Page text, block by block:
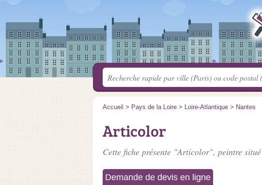
Accueil > Pays de la Loire > Loire-Atlantique > Nantes
Articolor
Cette fiche présente "Articolor", peintre situé
Demande de devis en ligne